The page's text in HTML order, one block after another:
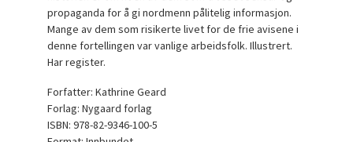
propaganda for å gi nordmenn pålitelig informasjon.
Mange av dem som risikerte livet for de frie avisene i
denne fortellingen var vanlige arbeidsfolk. Illustrert.
Har register.
Forfatter: Kathrine Geard
Forlag: Nygaard forlag
ISBN: 978-82-9346-100-5